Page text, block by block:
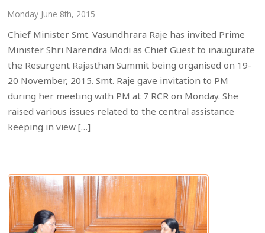
Monday June 8th, 2015
Chief Minister Smt. Vasundhrara Raje has invited Prime
Minister Shri Narendra Modi as Chief Guest to inaugurate
the Resurgent Rajasthan Summit being organised on 19-
20 November, 2015. Smt. Raje gave invitation to PM
during her meeting with PM at 7 RCR on Monday. She
raised various issues related to the central assistance
keeping in view […]